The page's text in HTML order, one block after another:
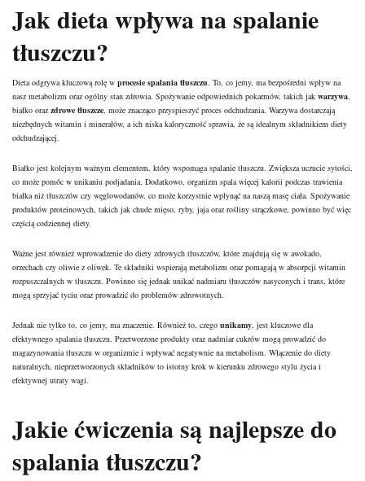
Jak dieta wpływa na spalanie
tłuszczu?
Dieta odgrywa kluczową rolę w procesie spalania tłuszczu . To, co jemy, ma bezpośredni wpływ na
nasz metabolizm oraz ogólny stan zdrowia . Spożywanie odpowiednich pokarmów, takich jak warzywa
białko oraz zdrowe tłuszcze , może znacząco przyspieszyć proces odchudzania. Warzywa dostarczają
niezbędnych witamin i minerałów, a ich niska kaloryczność sprawia, że są idealnym składnikiem diety
odchudzającej.
Białko jest kolejnym ważnym elementem, który wspomaga spalanie tłuszczu. Zwiększa uczucie sytości,
co może pomóc w unikaniu podjadania. Dodatkowo, organizm spala więcej kalorii podczas trawienia
białka niż tłuszczów czy węglowodanów, co może korzystnie wpłynąć na naszą masę ciała. Spożywanie
produktów proteinowych, takich jak chude mięso, ryby, jaja oraz rośliny strączkowe, powinno być więc
częścią codziennej diety.
Ważne jest również wprowadzenie do diety zdrowych tłuszczów, które znajdują się w awokado,
orzechach czy oliwie z oliwek. Te składniki wspierają metabolizm oraz pomagają w absorpcji witamin
rozpuszczalnych w tłuszczu. Powinno się jednak unikać nadmiaru tłuszczów nasyconych i trans, które
mogą sprzyjać tyciu oraz prowadzić do problemów zdrowotnych.
Jednak nie tylko to, co jemy, ma znaczenie. Również to, czego unikamy , jest kluczowe dla
efektywnego spalania tłuszczu. Przetworzone produkty oraz nadmiar cukrów mogą prowadzić do
magazynowania tłuszczu w organizmie i wpływać negatywnie na metabolism. Włączenie do diety
naturalnych, nieprzetworzonych składników to istotny krok w kierunku zdrowego stylu życia i
efektywnej utraty wagi.
Jakie ćwiczenia są najlepsze do
spalania tłuszczu?